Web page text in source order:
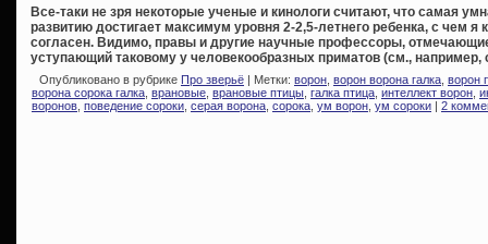
Все-таки не зря некоторые ученые и кинологи считают, что самая
развитию достигает максимум уровня 2-2,5-летнего ребенка, с чем
согласен. Видимо, правы и другие научные профессоры,
уступающий таковому у человекообразных приматов (см., например,
Опубликовано в рубрике Про зверьё | Метки: ворон ворон ворона галка ворон
ворона сорока галка врановые врановые птицы галка птица интеллект ворон
воронов поведение сороки серая ворона сорока ум ворон ум сороки 2